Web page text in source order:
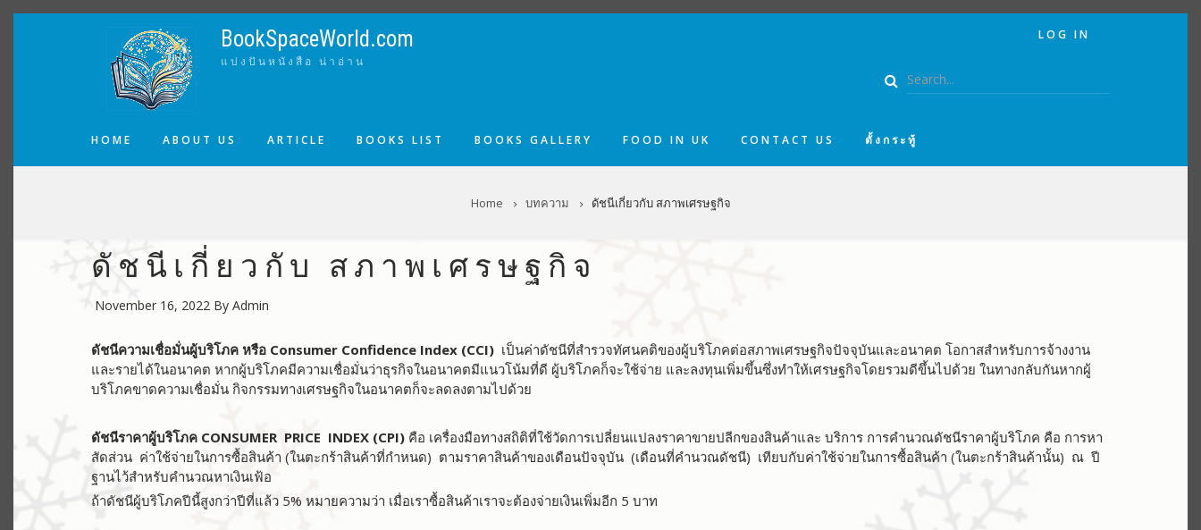
Skip
BookSpaceWorld.com
แบ่งปันหนังสือ น่าอ่าน
LOG IN
Search
MAIN
NAVIGATION
HOME ABOUT US ARTICLE BOOKS LIST BOOKS GALLERY FOOD IN UK CONTACT US ตั้งกระทู้
Home บทความ ดัชนีเกี่ยวกับ สภาพเศรษฐกิจ
ดัชนีเกี่ยวกับ สภาพเศรษฐกิจ
November 16, 2022 By Admin
ดัชนีความเชื่อมั่นผู้บริโภค หรือ Consumer Confidence Index (CCI) เป็นค่าดัชนีที่สำรวจทัศนคติของผู้บริโภคต่อสภาพเศรษฐกิจปัจจุบันและอนาคต โอกาสสำหรับการจ้างงาน
และรายได้ในอนาคต หากผู้บริโภคมีความเชื่อมั่นว่าธุรกิจในอนาคตมีแนวโน้มที่ดี ผู้บริโภคก็จะใช้จ่าย และลงทุนเพิ่มขึ้นซึ่งทำให้เศรษฐกิจโดยรวมดีขึ้นไปด้วย ในทางกลับกันหากผู้
บริโภคขาดความเชื่อมั่น กิจกรรมทางเศรษฐกิจในอนาคตก็จะลดลงตามไปด้วย
ดัชนีราคาผู้บริโภค CONSUMER PRICE INDEX (CPI) คือ เครื่องมือทางสถิติที่ใช้วัดการเปลี่ยนแปลงราคาขายปลีกของสินค้าและ บริการ การคำนวณดัชนีราคาผู้บริโภค คือ การหา
สัดส่วน ค่าใช้จ่ายในการซื้อสินค้า (ในตะกร้าสินค้าที่กำหนด) ตามราคาสินค้าของเดือนปัจจุบัน (เดือนที่คำนวณดัชนี) เทียบกับค่าใช้จ่ายในการซื้อสินค้า (ในตะกร้าสินค้านั้น) ณ ปี
ฐานไว้สำหรับคำนวณหาเงินเฟ้อ
ถ้าดัชนีผู้บริโภคปีนี้สูงกว่าปีที่แล้ว 5% หมายความว่า เมื่อเราซื้อสินค้าเราจะต้องจ่ายเงินเพิ่มอีก 5 บาท